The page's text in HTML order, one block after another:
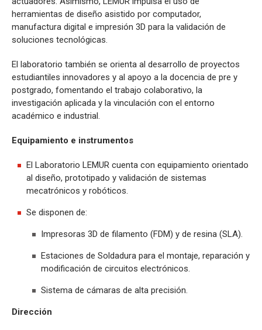
herramientas de diseño asistido por computador,
manufactura digital e impresión 3D para la validación de
soluciones tecnológicas.
El laboratorio también se orienta al desarrollo de proyectos
estudiantiles innovadores y al apoyo a la docencia de pre y
postgrado, fomentando el trabajo colaborativo, la
investigación aplicada y la vinculación con el entorno
académico e industrial.
Equipamiento e instrumentos
El Laboratorio LEMUR cuenta con equipamiento orientado
al diseño, prototipado y validación de sistemas
mecatrónicos y robóticos.
Se disponen de:
Impresoras 3D de filamento (FDM) y de resina (SLA).
Estaciones de Soldadura para el montaje, reparación y
modificación de circuitos electrónicos.
Sistema de cámaras de alta precisión.
Dirección